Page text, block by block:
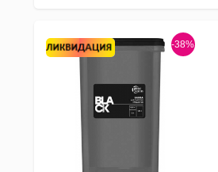
-38%